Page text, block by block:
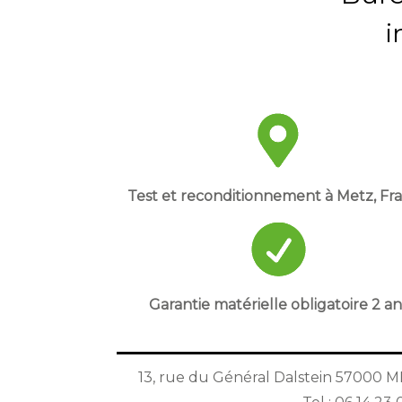
Test et reconditionnement à Metz,
Garantie matérielle obligatoire 2
13, rue du Général Dalstein 57000